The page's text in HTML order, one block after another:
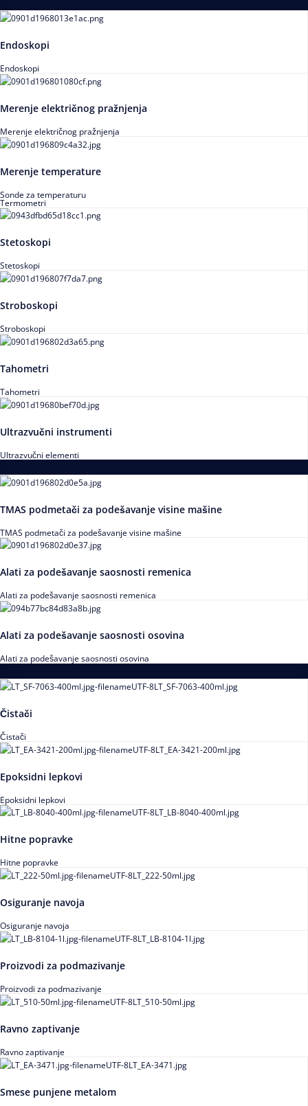
Endoskopi
Endoskopi
Merenje električnog pražnjenja
Merenje električnog pražnjenja
Merenje temperature
Sonde za temperaturu
Termometri
Stetoskopi
Stetoskopi
Stroboskopi
Stroboskopi
Tahometri
Tahometri
Ultrazvučni instrumenti
Ultrazvučni elementi
TMAS podmetači za podešavanje visine mašine
TMAS podmetači za podešavanje visine mašine
Alati za podešavanje saosnosti remenica
Alati za podešavanje saosnosti remenica
Alati za podešavanje saosnosti osovina
Alati za podešavanje saosnosti osovina
Čistači
Čistači
Epoksidni lepkovi
Epoksidni lepkovi
Hitne popravke
Hitne popravke
Osiguranje navoja
Osiguranje navoja
Proizvodi za podmazivanje
Proizvodi za podmazivanje
Ravno zaptivanje
Ravno zaptivanje
Smese punjene metalom